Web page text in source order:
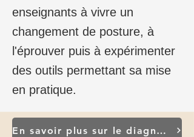
enseignants à vivre un
changement de posture, à
l'éprouver puis à expérimenter
des outils permettant sa mise
en pratique.
En savoir plus sur le diagnostic